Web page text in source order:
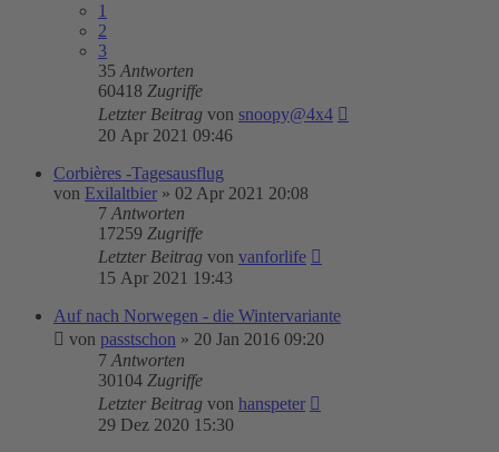
1
2
3
35 Antworten
60418 Zugriffe
Letzter Beitrag von snoopy@4x4
20 Apr 2021 09:46
Corbières -Tagesausflug
von Exilaltbier » 02 Apr 2021 20:08
7 Antworten
17259 Zugriffe
Letzter Beitrag von vanforlife
15 Apr 2021 19:43
Auf nach Norwegen - die Wintervariante
von passtschon » 20 Jan 2016 09:20
7 Antworten
30104 Zugriffe
Letzter Beitrag von hanspeter
29 Dez 2020 15:30